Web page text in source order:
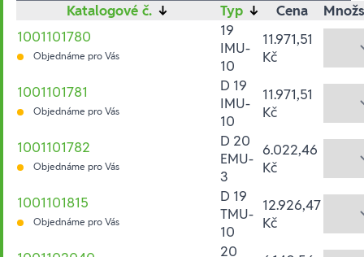
Katalogové č. ↓ Typ ↓ Cena
1001101780
Objednáme pro Vás
19
IMU-
10
11.971,51
Kč
1001101781
Objednáme pro Vás
D 19
IMU-
10
11.971,51
Kč
1001101782
Objednáme pro Vás
D 20
EMU-
3
6.022,46
Kč
1001101815
Objednáme pro Vás
D 19
TMU-
10
12.926,47
Kč
20